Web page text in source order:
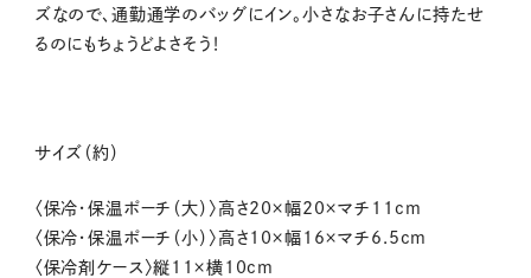
ズなので、通勤通学のバッグにイン。小さなお子さんに持たせ
るのにもちょうどよさそう！
サイズ（約）
〈保冷・保温ポーチ（大）〉高さ20×幅20×マチ11cm
〈保冷・保温ポーチ（小）〉高さ10×幅16×マチ6.5cm
〈保冷剤ケース〉縦11×横10cm